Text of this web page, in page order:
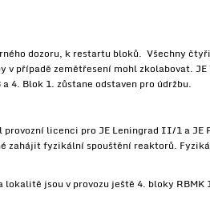
dozoru, k restartu bloků. Všechny
případě zemětřesení mohl zkolabovat.
4. Blok 1. zůstane odstaven pro údržbu.
licenci pro JE Leningrad II/1 a JE
fyzikální spouštění reaktorů.
jsou v provozu ještě 4. bloky